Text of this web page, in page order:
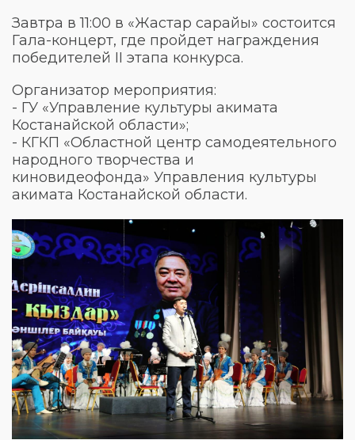
Завтра в 11:00 в «Жастар сарайы» состоится
Гала-концерт, где пройдет награждения
победителей II этапа конкурса.
Организатор мероприятия:
- ГУ «Управление культуры акимата
Костанайской области»;
- КГКП «Областной центр самодеятельного
народного творчества и
киновидеофонда» Управления культуры
акимата Костанайской области.